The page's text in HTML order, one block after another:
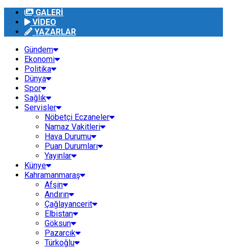
GALERİ
VİDEO
YAZARLAR
Gündem
Ekonomi
Politika
Dünya
Spor
Sağlık
Servisler
Nöbetçi Eczaneler
Namaz Vakitleri
Hava Durumu
Puan Durumları
Yayınlar
Künye
Kahramanmaraş
Afşin
Andırın
Çağlayancerit
Elbistan
Göksun
Pazarcık
Türkoğlu